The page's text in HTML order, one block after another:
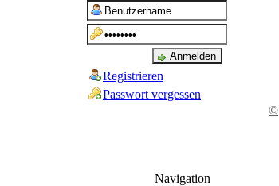
Registrieren
Passwort vergessen
©
Navigation